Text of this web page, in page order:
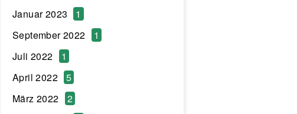
Januar 2023
1
September 2022
1
Juli 2022
1
April 2022
5
März 2022
2